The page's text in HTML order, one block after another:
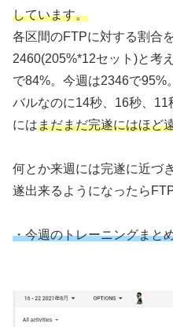
しています。
各区間のFTPに対する割合
2460(205%*12セット)と考
で84%。今週は2346で95%
バルなのに14秒、16秒、
にはまだまだ完遂にはほど
何とか来週には完遂に近づ
遂出来るようになったら
・今週のトレーニングまと